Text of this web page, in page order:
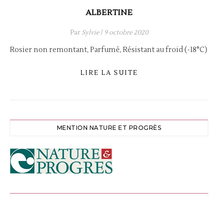
ALBERTINE
Par Sylvie / 9 octobre 2020
Rosier non remontant, Parfumé, Résistant au froid (-18°C)
LIRE LA SUITE
MENTION NATURE ET PROGRÈS